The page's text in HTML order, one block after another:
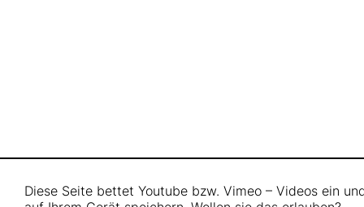
Diese Seite bettet Youtube bzw. Vimeo – Videos ein